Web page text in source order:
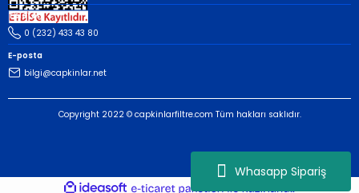
Whasapp Sipariş
Telefon
0 (232) 433 43 80
E-posta
bilgi@capkinlar.net
Copyright 2022 © capkinlarfiltre.com Tüm hakları saklıdır.
ideasoft